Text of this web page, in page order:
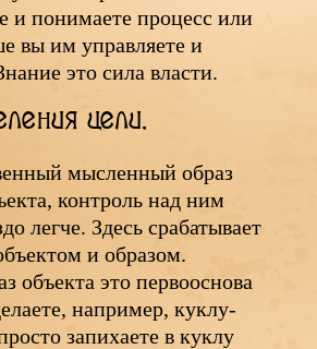
и понимаете процесс или
вы им управляете и
это сила власти.
цели.
мысленный образ
контроль над ним
легче. Здесь срабатывает
и образом.
объекта это первооснова
например, куклу-
запихаете в куклу